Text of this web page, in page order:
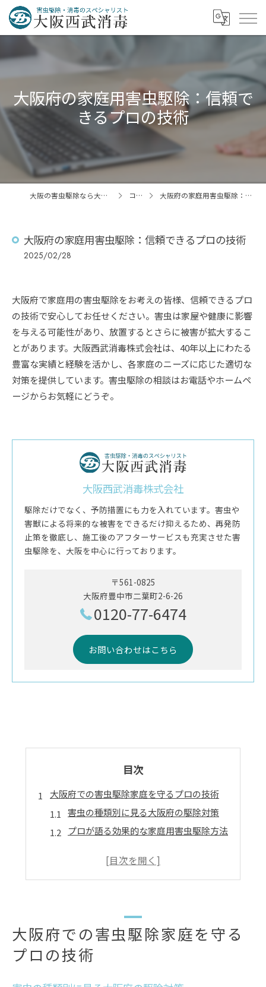
大阪府の家庭用害虫駆除：信頼で
きるプロの技術
大阪の害虫駆除なら大阪西武消毒株式会社 コラム 大阪府の家庭用害虫駆除：信頼できるプロの技術
大阪府の家庭用害虫駆除：信頼できるプロの技術
2025/02/28
大阪府で家庭用の害虫駆除をお考えの皆様、信頼できるプロ
の技術で安心してお任せください。害虫は家屋や健康に影響
を与える可能性があり、放置するとさらに被害が拡大するこ
とがあります。大阪西武消毒株式会社は、40年以上にわたる
豊富な実績と経験を活かし、各家庭のニーズに応じた適切な
対策を提供しています。害虫駆除の相談はお電話やホームペ
ージからお気軽にどうぞ。
大阪西武消毒株式会社
駆除だけでなく、予防措置にも力を入れています。害虫や
害獣による将来的な被害をできるだけ抑えるため、再発防
止策を徹底し、施工後のアフターサービスも充実させた害
虫駆除を、大阪を中心に行っております。
〒561-0825
大阪府豊中市二葉町2-6-26
0120-77-6474
お問い合わせはこちら
目次
大阪府での害虫駆除家庭を守るプロの技術
害虫の種類別に見る大阪府の駆除対策
プロが語る効果的な家庭用害虫駆除方法
信頼できる駆除業者の選び方
地域密着型の駆除サービスの利点
害虫が及ぼす健康被害とその対策
大阪府での害虫駆除家庭を守る
プロの技術